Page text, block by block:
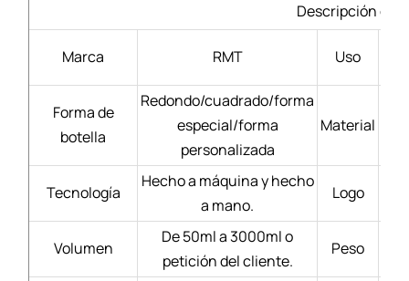
Descripción del
Marca RMT Uso
Forma de
botella
Redondo/cuadrado/forma
especial/forma
personalizada
Material
Tecnología
Hecho a máquina y hecho
a mano.
Logo
Volumen
De 50ml a 3000ml o
petición del cliente.
Peso